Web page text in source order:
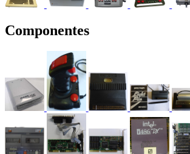
Componentes